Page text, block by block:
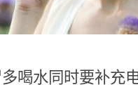
喝水同时要补充